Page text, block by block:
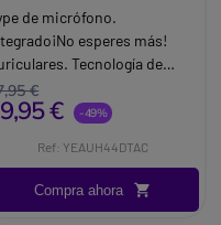
de micrófono.
esperes más!
Tecnología de
Alámbrico. Uso
€
€ -49%
Ref: YEAUH44DTAC
Compra ahora